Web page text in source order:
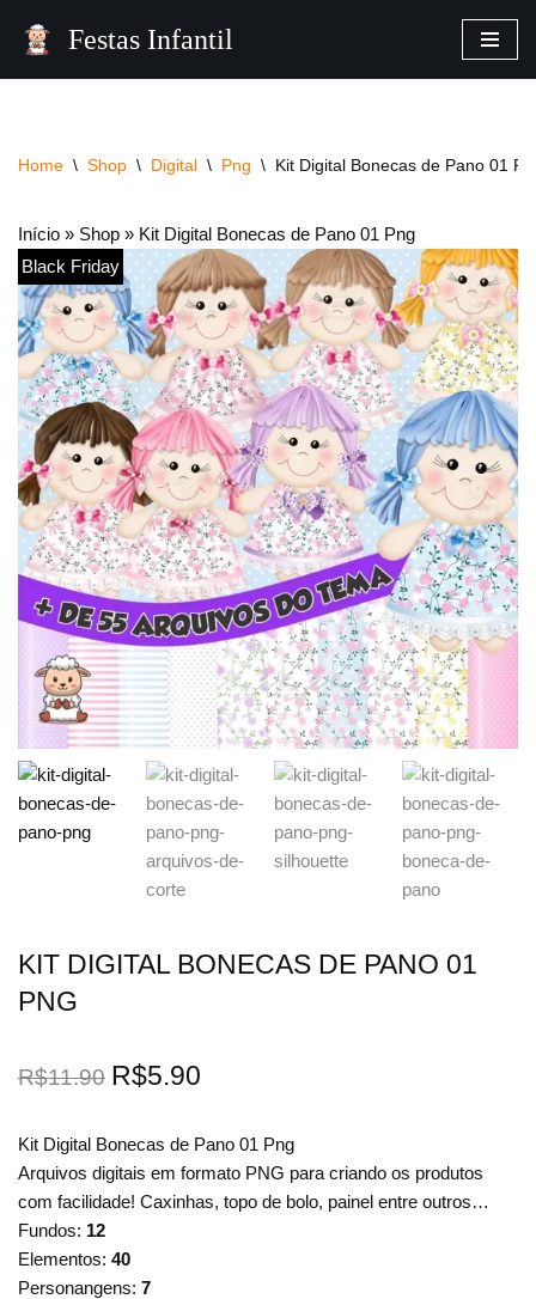
Festas Infantil
Home \ Shop \ Digital \ Png \ Kit Digital Bonecas de Pano 01
Início » Shop » Kit Digital Bonecas de Pano 01 Png
Black Friday
KIT DIGITAL BONECAS DE PANO 01
PNG
R$11.90 R$5.90
Kit Digital Bonecas de Pano 01 Png
Arquivos digitais em formato PNG para criando os produtos
com facilidade! Caxinhas, topo de bolo, painel entre outros…
Fundos: 12
Elementos: 40
Personangens: 7